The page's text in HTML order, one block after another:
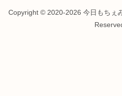
Copyright © 2020-2026 今日もちぇ